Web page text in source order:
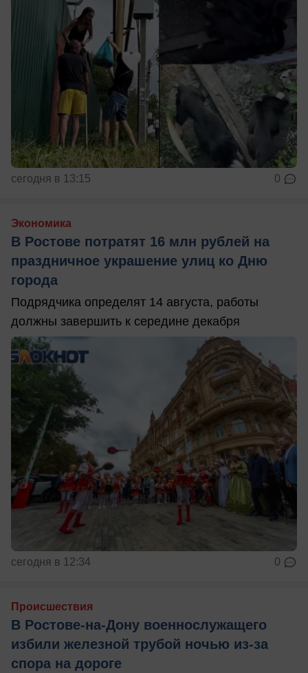
сегодня в 13:15 0
Экономика
В Ростове потратят 16 млн рублей на
праздничное украшение улиц ко Дню
города
Подрядчика определят 14 августа, работы
должны завершить к середине декабря
сегодня в 12:34 0
Происшествия
В Ростове-на-Дону военнослужащего
избили железной трубой ночью из-за
спора на дороге